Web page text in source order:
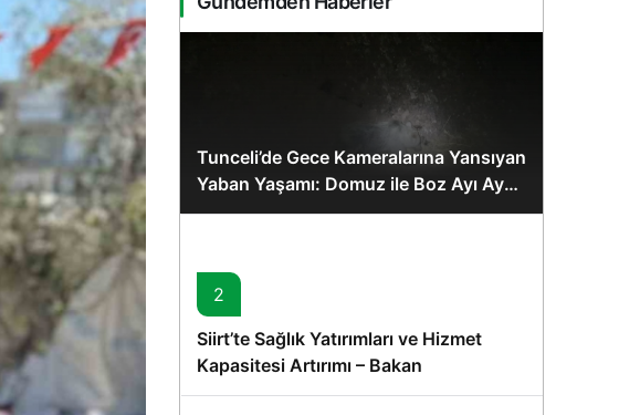
Tunceli’de Gece Kameralarına Yansıyan
Yaban Yaşamı: Domuz ile Boz Ayı Aynı
Karede
2
Siirt’te Sağlık Yatırımları ve Hizmet
Kapasitesi Artırımı – Bakan
Memişoğlu’nun Ziyareti